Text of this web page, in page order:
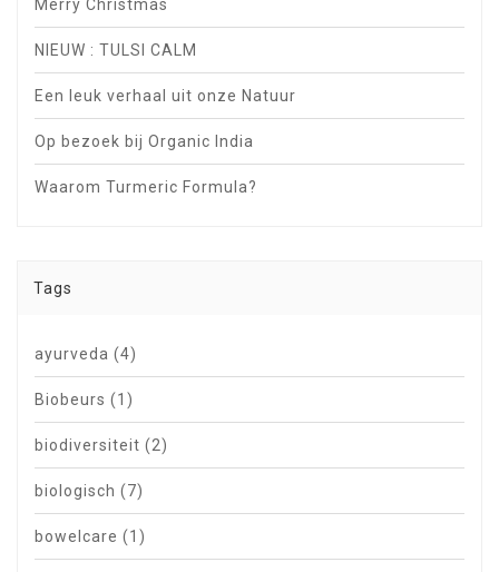
Merry Christmas
NIEUW : TULSI CALM
Een leuk verhaal uit onze Natuur
Op bezoek bij Organic India
Waarom Turmeric Formula?
Tags
ayurveda (4)
Biobeurs (1)
biodiversiteit (2)
biologisch (7)
bowelcare (1)